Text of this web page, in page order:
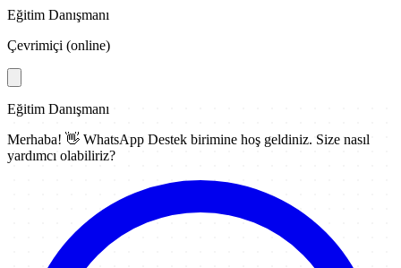
Eğitim Danışmanı
Çevrimiçi (online)
Eğitim Danışmanı
Merhaba! 👋 WhatsApp Destek birimine hoş geldiniz. Size nasıl
yardımcı olabiliriz?